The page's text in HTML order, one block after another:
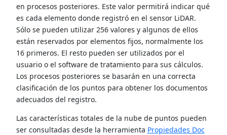
en procesos posteriores. Este valor permitirá indicar qué
es cada elemento donde registró en el sensor LiDAR.
Sólo se pueden utilizar 256 valores y algunos de ellos
están reservados por elementos fijos, normalmente los
16 primeros. El resto pueden ser utilizados por el
usuario o el software de tratamiento para sus cálculos.
Los procesos posteriores se basarán en una correcta
clasificación de los puntos para obtener los documentos
adecuados del registro.
Las características totales de la nube de puntos pueden
ser consultadas desde la herramienta Propiedades Doc